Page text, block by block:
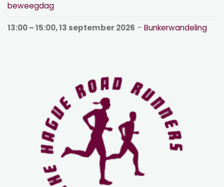
beweegdag
13:00– 15:00,13 september 2026 –Bunkerwandeling